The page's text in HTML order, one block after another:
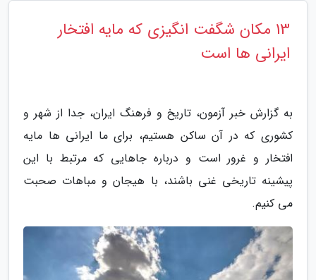
13 مکان شگفت انگیزی که مایه افتخار
ایرانی ها است
به گزارش خبر آزمون، تاریخ و فرهنگ ایران، جدا از شهر و
کشوری که در آن ساکن هستیم، برای ما ایرانی ها مایه
افتخار و غرور است و درباره جاهایی که مرتبط با این
پیشینه تاریخی غنی باشند، با هیجان و مباهات صحبت
می کنیم.